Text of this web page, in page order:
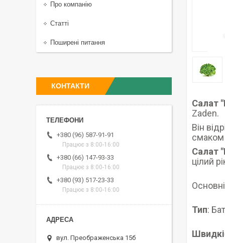
Салат
Zaden.
Він
смаком
Салат
цілий
Тип:
Про компанію
Статті
Поширені питання
КОНТАКТИ
+380 (96) 587-91-91
Працює з 8:00-16:00
+380 (66) 147-93-33
Працює з 8:00-16:00
+380 (93) 517-23-33
Працює з 8:00-16:00
вул. Преображенська 15б